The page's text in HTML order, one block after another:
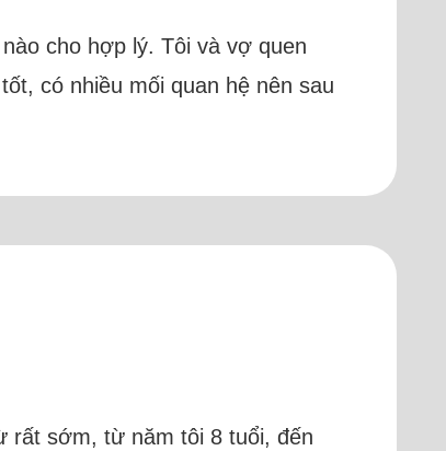
cho hợp lý. Tôi và vợ quen
có nhiều mối quan hệ nên sau
rất sớm, từ năm tôi 8 tuổi, đến